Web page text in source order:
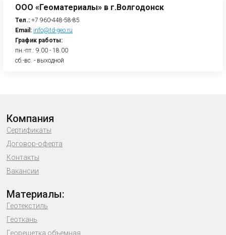
ООО «Геоматериалы» в г.Волгодонск
Тел.: +7 960-448-58-85
Email: info@td-geo.ru
График работы:
пн.-пт.: 9.00 - 18.00
сб.-вс. - выходной
Компания
Сертификаты
Договор-оферта
Контакты
Вакансии
Материалы:
Геотекстиль
Геоткань
Георешетка объемная